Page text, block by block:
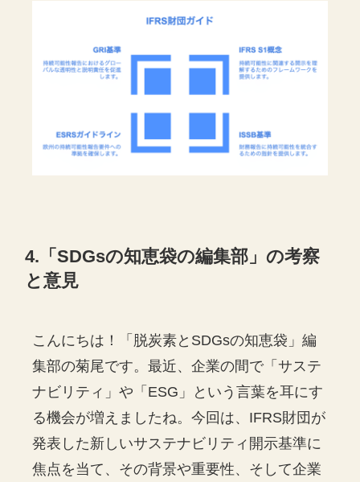
4.「SDGsの知恵袋の編集部」の考察
と意見
こんにちは！「脱炭素とSDGsの知恵袋」編
集部の菊尾です。最近、企業の間で「サステ
ナビリティ」や「ESG」という言葉を耳にす
る機会が増えましたね。今回は、IFRS財団が
発表した新しいサステナビリティ開示基準に
焦点を当て、その背景や重要性、そして企業